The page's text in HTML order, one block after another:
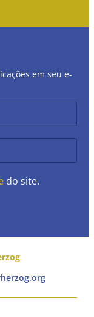
em seu e-
do site.